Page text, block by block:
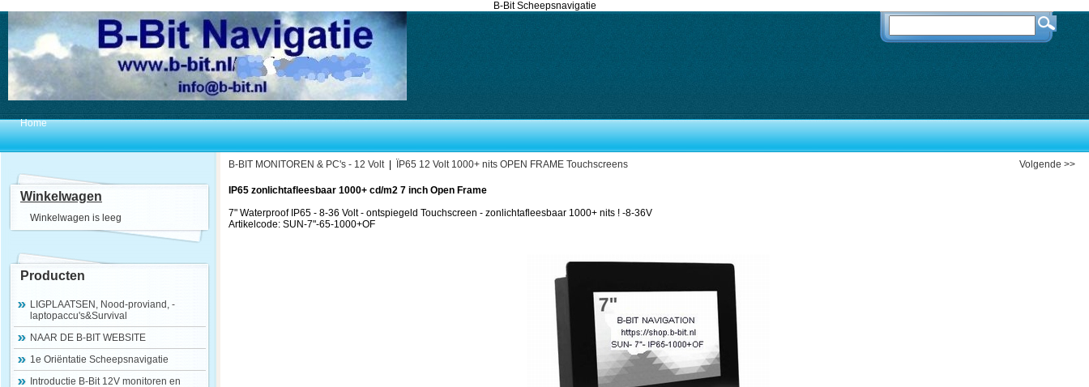
B-Bit Scheepsnavigatie
Home
Winkelwagen
Winkelwagen is leeg
Producten
LIGPLAATSEN, Nood-proviand, -
laptopaccu's&Survival
NAAR DE B-BIT WEBSITE
1e Oriëntatie Scheepsnavigatie
Introductie B-Bit 12V monitoren en
B-BIT MONITOREN & PC's - 12 Volt| ÏP65 12 Volt 1000+ nits OPEN FRAME Touchscreens Volgende >>
IP65 zonlichtafleesbaar 1000+ cd/m2 7 inch Open Frame
7" Waterproof IP65 - 8-36 Volt - ontspiegeld Touchscreen - zonlichtafleesbaar 1000+ nits ! -8-36V
Artikelcode: SUN-7"-65-1000+OF